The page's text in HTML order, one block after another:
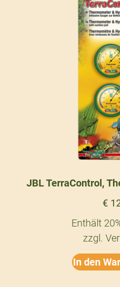
JBL TerraControl,
€
Enthält
zzgl.
In den